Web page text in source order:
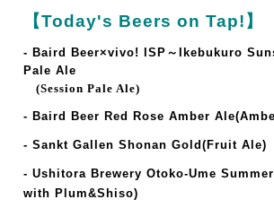
【Today's Beers on Tap!】
- Baird Beer×vivo! ISP～Ikebukuro
Pale Ale
(Session Pale Ale)
- Baird Beer Red Rose Amber
- Sankt Gallen Shonan Gold(Fruit Ale)
- Ushitora Brewery Otoko-Ume
with Plum&Shiso)